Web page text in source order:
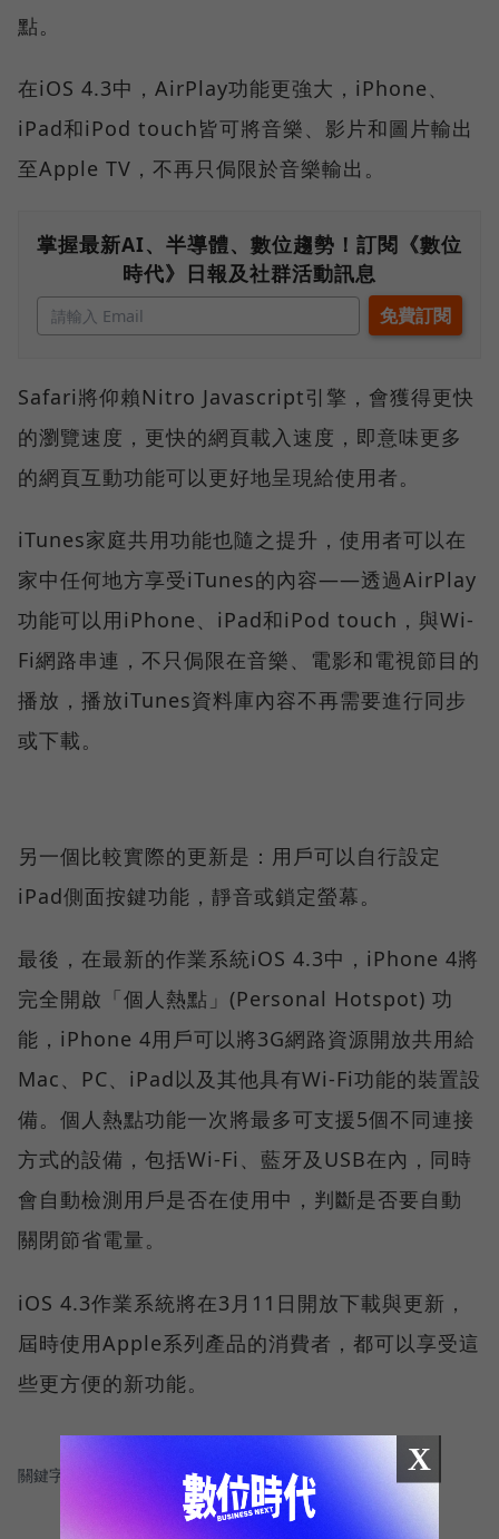
點。
在iOS 4.3中，AirPlay功能更強大，iPhone、
iPad和iPod touch皆可將音樂、影片和圖片輸出
至Apple TV，不再只侷限於音樂輸出。
掌握最新AI、半導體、數位趨勢！訂閱《數位
時代》日報及社群活動訊息
Safari將仰賴Nitro Javascript引擎，會獲得更快
的瀏覽速度，更快的網頁載入速度，即意味更多
的網頁互動功能可以更好地呈現給使用者。
iTunes家庭共用功能也隨之提升，使用者可以在
家中任何地方享受iTunes的內容——透過AirPlay
功能可以用iPhone、iPad和iPod touch，與Wi-
Fi網路串連，不只侷限在音樂、電影和電視節目的
播放，播放iTunes資料庫內容不再需要進行同步
或下載。
另一個比較實際的更新是：用戶可以自行設定
iPad側面按鍵功能，靜音或鎖定螢幕。
最後，在最新的作業系統iOS 4.3中，iPhone 4將
完全開啟「個人熱點」(Personal Hotspot) 功
能，iPhone 4用戶可以將3G網路資源開放共用給
Mac、PC、iPad以及其他具有Wi-Fi功能的裝置設
備。個人熱點功能一次將最多可支援5個不同連接
方式的設備，包括Wi-Fi、藍牙及USB在內，同時
會自動檢測用戶是否在使用中，判斷是否要自動
關閉節省電量。
iOS 4.3作業系統將在3月11日開放下載與更新，
屆時使用Apple系列產品的消費者，都可以享受這
些更方便的新功能。
關鍵字： ＃Apple X